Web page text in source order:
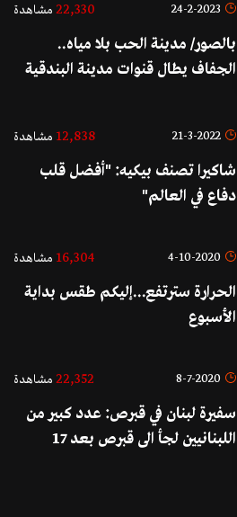
24-2-2023
22,330 مشاهدة
بالصور/ مدينة الحب بلا مياه..
الجفاف يطال قنوات مدينة البندقية
21-3-2022
12,838 مشاهدة
شاكيرا تصنف بيكيه: "أفضل قلب
دفاع في العالم"
4-10-2020
16,304 مشاهدة
الحرارة سترتفع...إليكم طقس بداية
الأسبوع
8-7-2020
22,352 مشاهدة
سفيرة لبنان في قبرص: عدد كبير من
اللبنانيين لجأ الى قبرص بعد 17